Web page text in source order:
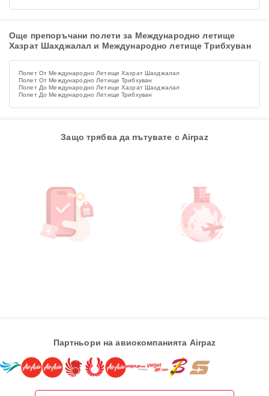
Още препоръчани полети за Международно летище
Хазрат Шахджалал и Международно летище Трибхуван
Полет От Международно Летище Хазрат Шахджалал
Полет От Международно Летище Трибхуван
Полет До Международно Летище Хазрат Шахджалал
Полет До Международно Летище Трибхуван
Защо трябва да пътувате с Airpaz
Партньори на авиокомпанията Airpaz